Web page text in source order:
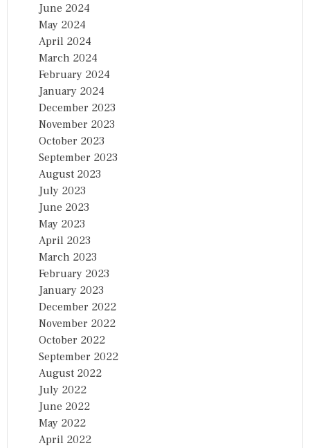
June 2024
May 2024
April 2024
March 2024
February 2024
January 2024
December 2023
November 2023
October 2023
September 2023
August 2023
July 2023
June 2023
May 2023
April 2023
March 2023
February 2023
January 2023
December 2022
November 2022
October 2022
September 2022
August 2022
July 2022
June 2022
May 2022
April 2022